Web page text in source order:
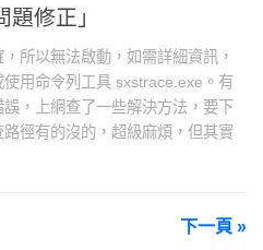
修正」
所以無法啟動，如需詳細資訊，
用命令列工具 sxstrace.exe。有
，上網查了一些解決方法，要下
徑有的沒的，超級麻煩，但其實
下一頁 »